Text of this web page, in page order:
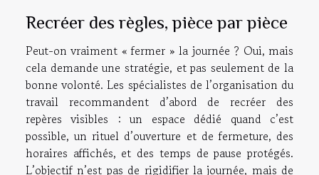
Recréer des règles, pièce par pièce
Peut-on vraiment « fermer » la journée ? Oui, mais
cela demande une stratégie, et pas seulement de la
bonne volonté. Les spécialistes de l’organisation du
travail recommandent d’abord de recréer des
repères visibles : un espace dédié quand c’est
possible, un rituel d’ouverture et de fermeture, des
horaires affichés, et des temps de pause protégés.
L’objectif n’est pas de rigidifier la journée, mais de